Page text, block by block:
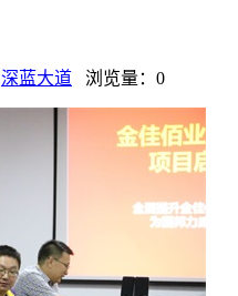
深蓝大道 浏览量： 0